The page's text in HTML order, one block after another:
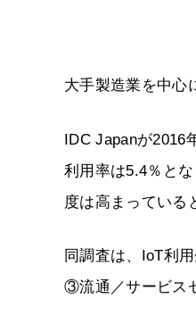
大手製造業を中心
IDC Japanが2016
利用率は5.4％と
度は高まっている
同調査は、IoT利
③流通／サービス